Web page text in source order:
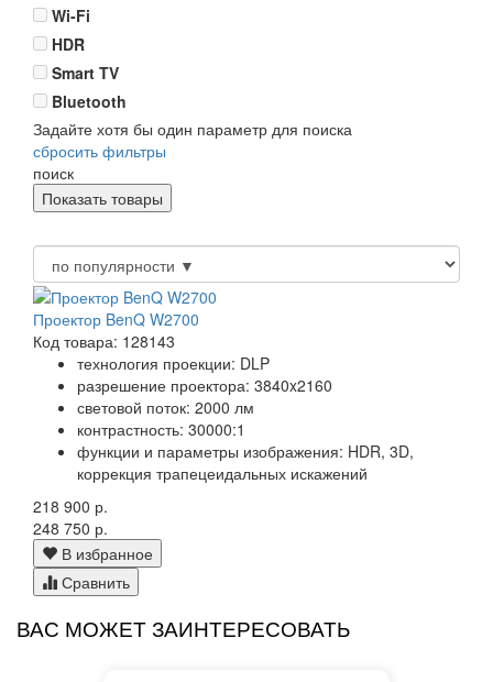
Wi-Fi
HDR
Smart TV
Bluetooth
Задайте хотя бы один параметр для поиска
сбросить фильтры
поиск
Проектор BenQ W2700
Код товара: 128143
технология проекции: DLP
разрешение проектора: 3840x2160
световой поток: 2000 лм
контрастность: 30000:1
функции и параметры изображения: HDR, 3D,
коррекция трапецеидальных искажений
218 900 р.
248 750 р.
В избранное
Сравнить
ВАС МОЖЕТ ЗАИНТЕРЕСОВАТЬ